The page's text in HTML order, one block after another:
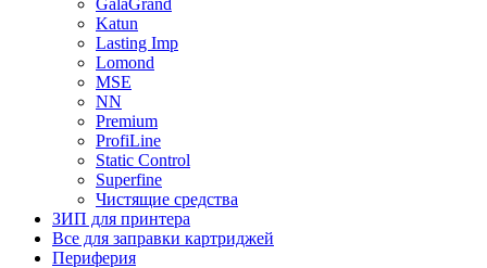
GalaGrand
Katun
Lasting Imp
Lomond
MSE
NN
Premium
ProfiLine
Static Control
Superfine
Чистящие средства
ЗИП для принтера
Все для заправки картриджей
Периферия